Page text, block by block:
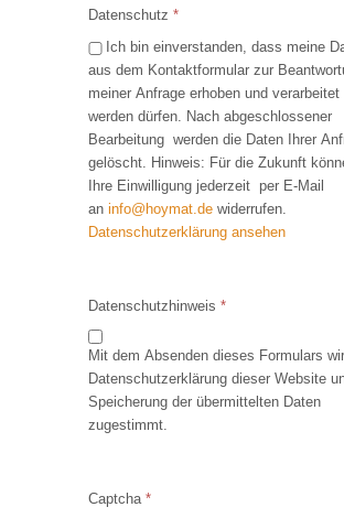
Datenschutz *
Ich bin einverstanden, dass meine
aus dem Kontaktformular zur
meiner Anfrage erhoben und verarbeitet
werden dürfen. Nach abgeschlossener
Bearbeitung werden die Daten Ihrer
gelöscht. Hinweis: Für die Zukunft
Ihre Einwilligung jederzeit per E-Mail
aninfo@hoymat.de widerrufen.
Datenschutzerklärung ansehen
Datenschutzhinweis *
Mit dem Absenden dieses Formulars
Datenschutzerklärung dieser Website
Speicherung der übermittelten Daten
zugestimmt.
Captcha *